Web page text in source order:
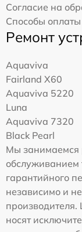
Согласие на
Способы оплаты
Ремонт
Aquaviva
Fairland X60
Aquaviva 5220
Luna
Aquaviva 7320
Black Pearl
Мы занимаемся
обслуживанием
гарантийного
независимо и
носят